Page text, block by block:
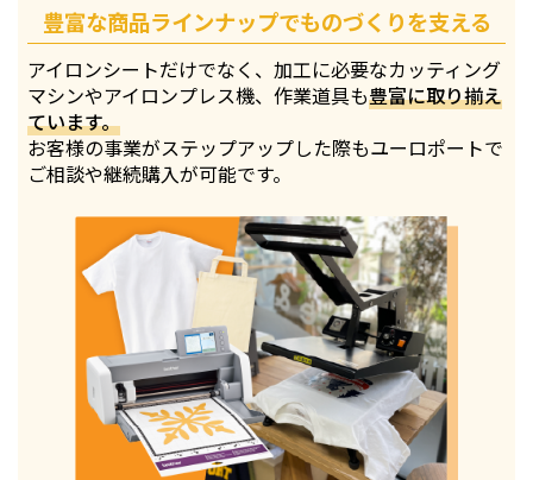
豊富な商品ラインナップでものづくりを支える
アイロンシートだけでなく、加工に必要なカッティング
マシンやアイロンプレス機、作業道具も豊富に取り揃え
ています。
お客様の事業がステップアップした際もユーロポートで
ご相談や継続購入が可能です。